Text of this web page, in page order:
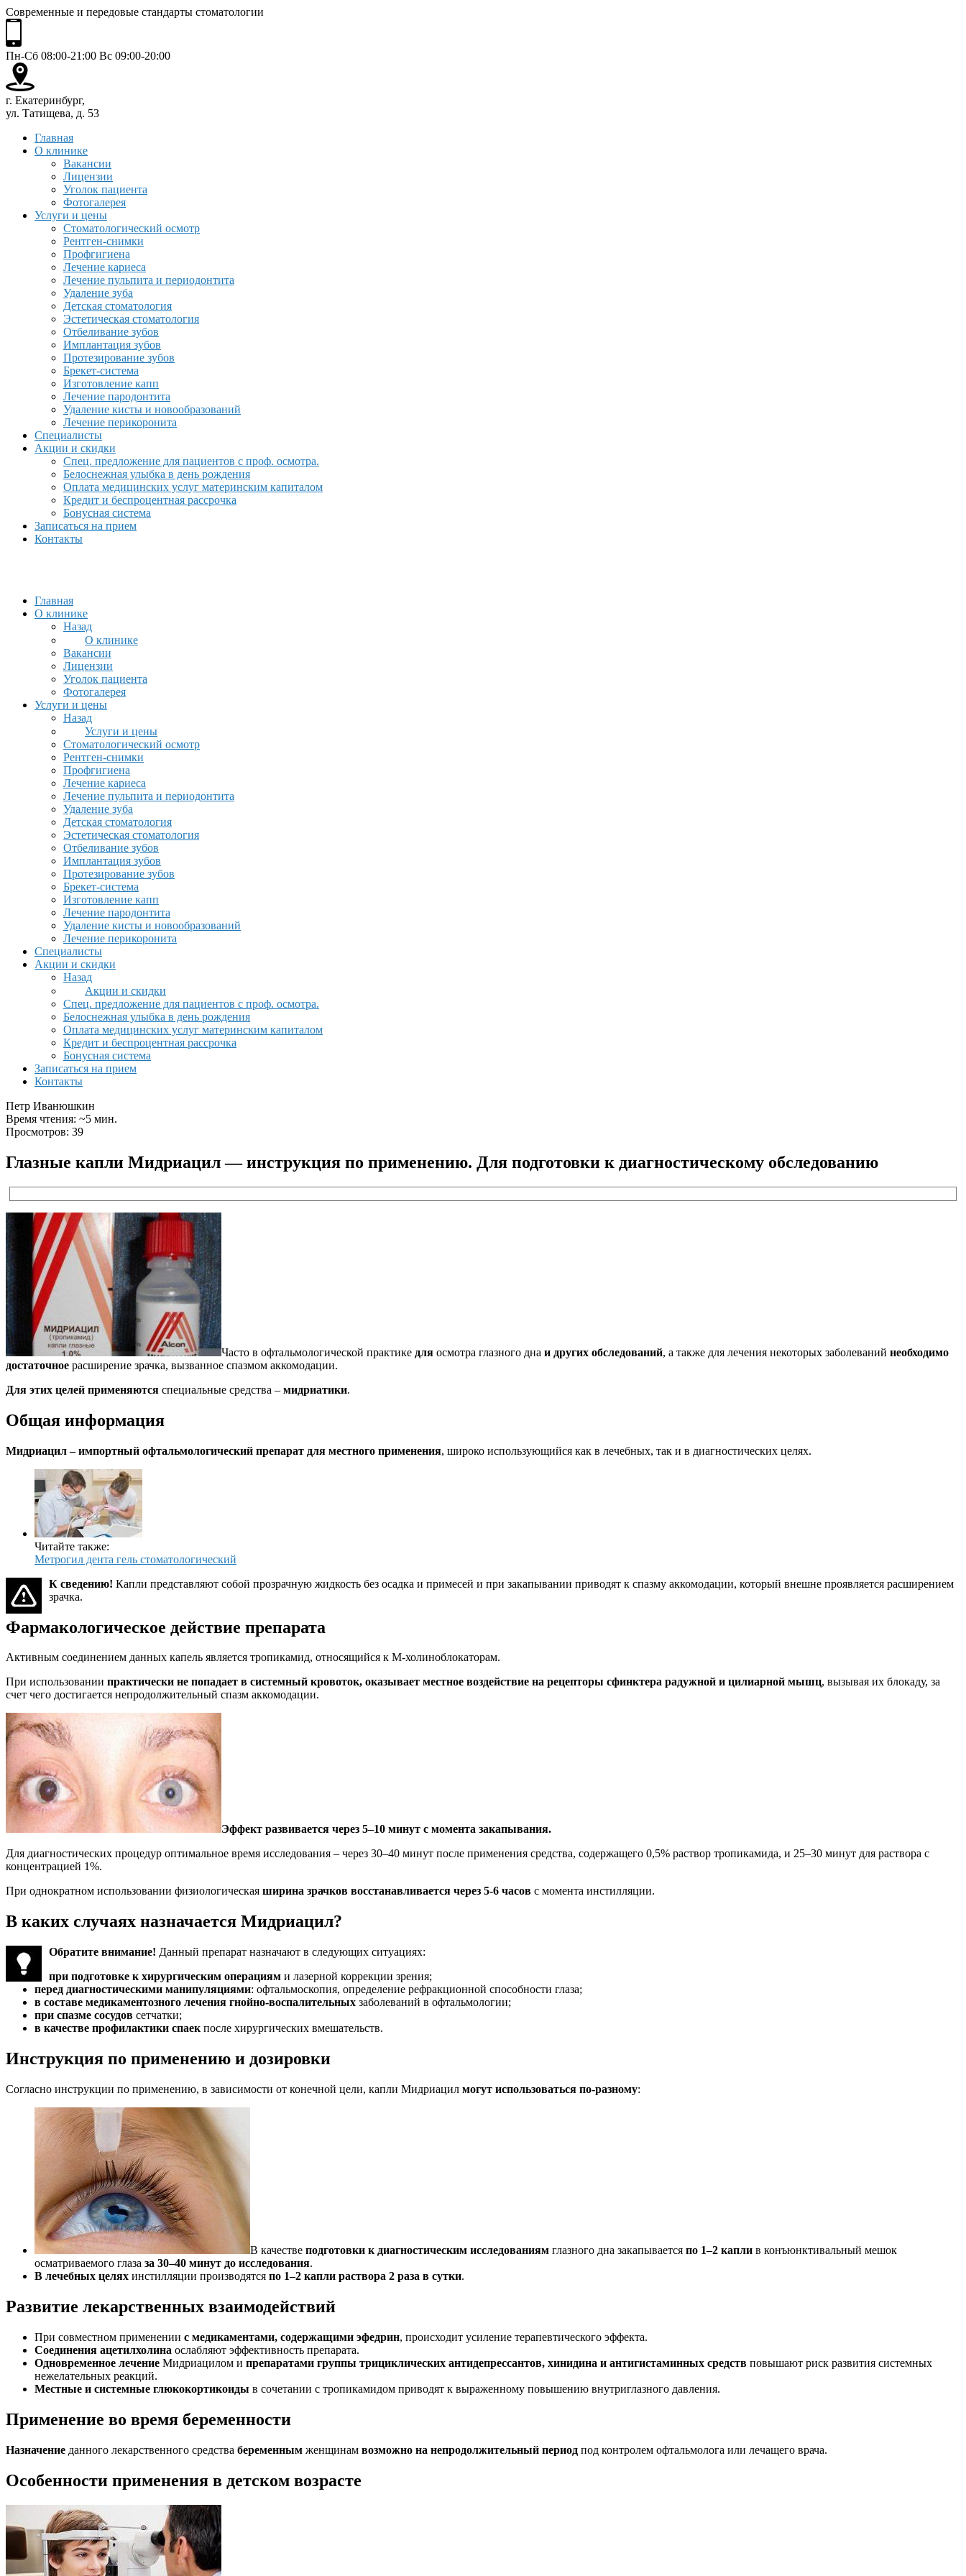
Современные и передовые стандарты стоматологии
Пн-Сб 08:00-21:00 Вс 09:00-20:00
г. Екатеринбург,
ул. Татищева, д. 53
Главная
О клинике
Вакансии
Лицензии
Уголок пациента
Фотогалерея
Услуги и цены
Стоматологический осмотр
Рентген-снимки
Профгигиена
Лечение кариеса
Лечение пульпита и периодонтита
Удаление зуба
Детская стоматология
Эстетическая стоматология
Отбеливание зубов
Имплантация зубов
Протезирование зубов
Брекет-система
Изготовление капп
Лечение пародонтита
Удаление кисты и новообразований
Лечение перикоронита
Специалисты
Акции и скидки
Спец. предложение для пациентов с проф. осмотра.
Белоснежная улыбка в день рождения
Оплата медицинских услуг материнским капиталом
Кредит и беспроцентная рассрочка
Бонусная система
Записаться на прием
Контакты
Главная
О клинике
Назад
О клинике
Вакансии
Лицензии
Уголок пациента
Фотогалерея
Услуги и цены
Назад
Услуги и цены
Стоматологический осмотр
Рентген-снимки
Профгигиена
Лечение кариеса
Лечение пульпита и периодонтита
Удаление зуба
Детская стоматология
Эстетическая стоматология
Отбеливание зубов
Имплантация зубов
Протезирование зубов
Брекет-система
Изготовление капп
Лечение пародонтита
Удаление кисты и новообразований
Лечение перикоронита
Специалисты
Акции и скидки
Назад
Акции и скидки
Спец. предложение для пациентов с проф. осмотра.
Белоснежная улыбка в день рождения
Оплата медицинских услуг материнским капиталом
Кредит и беспроцентная рассрочка
Бонусная система
Записаться на прием
Контакты
Петр Иванюшкин
Время чтения: ~5 мин.
Просмотров: 39
Глазные капли Мидриацил — инструкция по применению. Для подготовки к диагностическому обследованию
Часто в офтальмологической практике для осмотра глазного дна и других обследований, а также для лечения некоторых заболеваний необходимо
достаточное расширение зрачка, вызванное спазмом аккомодации.
Для этих целей применяются специальные средства – мидриатики.
Общая информация
Мидриацил – импортный офтальмологический препарат для местного применения, широко использующийся как в лечебных, так и в диагностических целях.
Читайте также:
Метрогил дента гель стоматологический
К сведению! Капли представляют собой прозрачную жидкость без осадка и примесей и при закапывании приводят к спазму аккомодации, который внешне проявляется расширением
зрачка.
Фармакологическое действие препарата
Активным соединением данных капель является тропикамид, относящийся к М-холиноблокаторам.
При использовании практически не попадает в системный кровоток, оказывает местное воздействие на рецепторы сфинктера радужной и цилиарной мышц, вызывая их блокаду, за
счет чего достигается непродолжительный спазм аккомодации.
Эффект развивается через 5–10 минут с момента закапывания.
Для диагностических процедур оптимальное время исследования – через 30–40 минут после применения средства, содержащего 0,5% раствор тропикамида, и 25–30 минут для раствора с
концентрацией 1%.
При однократном использовании физиологическая ширина зрачков восстанавливается через 5-6 часов с момента инстилляции.
В каких случаях назначается Мидриацил?
Обратите внимание! Данный препарат назначают в следующих ситуациях:
при подготовке к хирургическим операциям и лазерной коррекции зрения;
перед диагностическими манипуляциями: офтальмоскопия, определение рефракционной способности глаза;
в составе медикаментозного лечения гнойно-воспалительных заболеваний в офтальмологии;
при спазме сосудов сетчатки;
в качестве профилактики спаек после хирургических вмешательств.
Инструкция по применению и дозировки
Согласно инструкции по применению, в зависимости от конечной цели, капли Мидриацил могут использоваться по-разному:
В качестве подготовки к диагностическим исследованиям глазного дна закапывается по 1–2 капли в конъюнктивальный мешок
осматриваемого глаза за 30–40 минут до исследования.
В лечебных целях инстилляции производятся по 1–2 капли раствора 2 раза в сутки.
Развитие лекарственных взаимодействий
При совместном применении с медикаментами, содержащими эфедрин, происходит усиление терапевтического эффекта.
Соединения ацетилхолина ослабляют эффективность препарата.
Одновременное лечение Мидриацилом и препаратами группы трициклических антидепрессантов, хинидина и антигистаминных средств повышают риск развития системных
нежелательных реакций.
Местные и системные глюкокортикоиды в сочетании с тропикамидом приводят к выраженному повышению внутриглазного давления.
Применение во время беременности
Назначение данного лекарственного средства беременным женщинам возможно на непродолжительный период под контролем офтальмолога или лечащего врача.
Особенности применения в детском возрасте